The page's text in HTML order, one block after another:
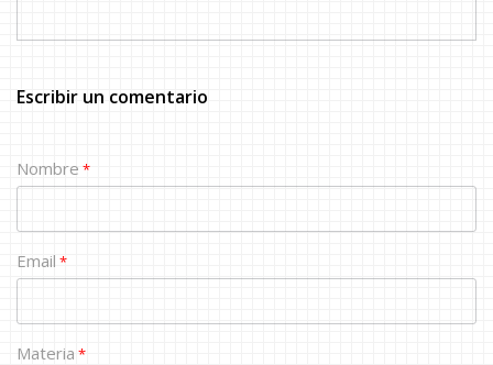
Escribir un comentario
Nombre *
Email *
Materia *